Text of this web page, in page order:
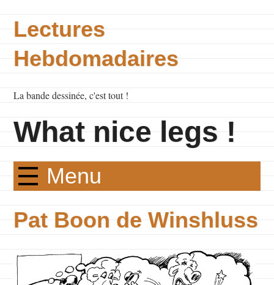
Lectures
Hebdomadaires
La bande dessinée, c'est tout !
What nice legs !
Menu
Pat Boon de Winshluss